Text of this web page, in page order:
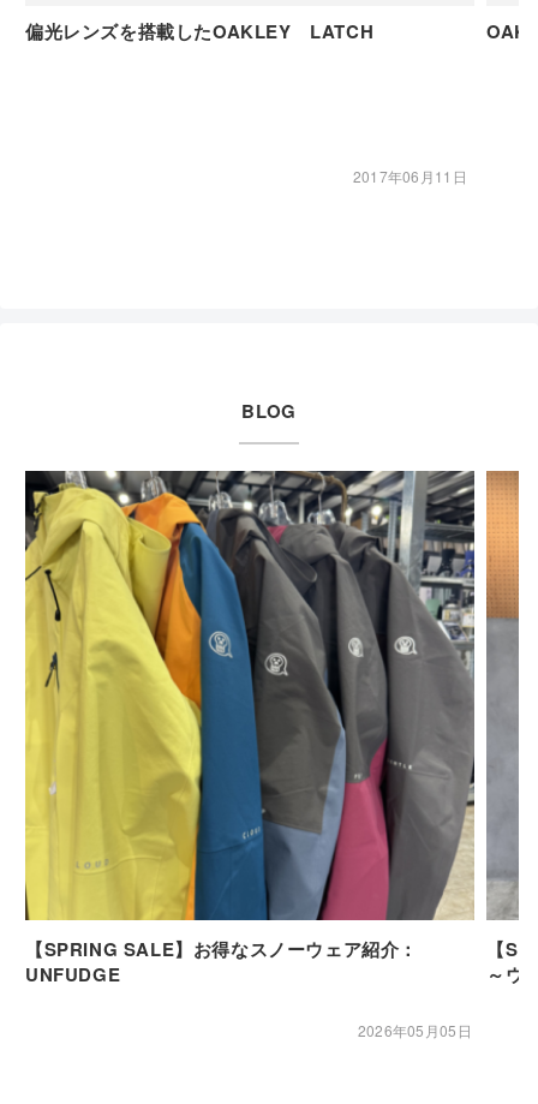
偏光レンズを搭載したOAKLEY LATCH
2017年06月11日
BLOG
【SPRING SALE】お得なスノーウェア紹介：
UNFUDGE
2026年05月05日
【
～ウ